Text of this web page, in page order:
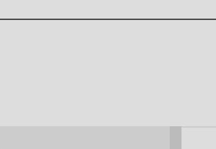
Chviličku.